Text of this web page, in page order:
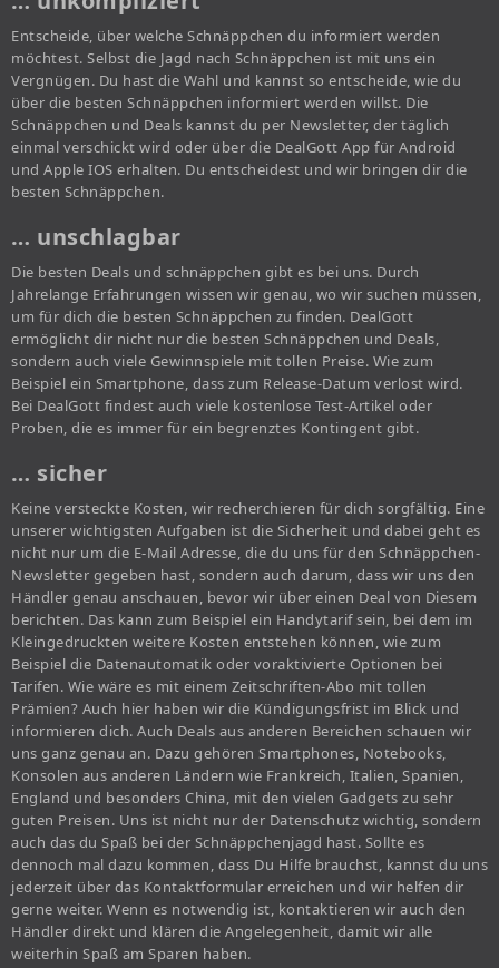
Entscheide, über welche Schnäppchen du informiert werden
möchtest. Selbst die Jagd nach Schnäppchen ist mit uns ein
Vergnügen. Du hast die Wahl und kannst so entscheide, wie du
über die besten Schnäppchen informiert werden willst. Die
Schnäppchen und Deals kannst du per Newsletter, der täglich
einmal verschickt wird oder über die DealGott App für Android
und Apple IOS erhalten. Du entscheidest und wir bringen dir die
besten Schnäppchen.
… unschlagbar
Die besten Deals und schnäppchen gibt es bei uns. Durch
Jahrelange Erfahrungen wissen wir genau, wo wir suchen müssen,
um für dich die besten Schnäppchen zu finden. DealGott
ermöglicht dir nicht nur die besten Schnäppchen und Deals,
sondern auch viele Gewinnspiele mit tollen Preise. Wie zum
Beispiel ein Smartphone, dass zum Release-Datum verlost wird.
Bei DealGott findest auch viele kostenlose Test-Artikel oder
Proben, die es immer für ein begrenztes Kontingent gibt.
… sicher
Keine versteckte Kosten, wir recherchieren für dich sorgfältig. Eine
unserer wichtigsten Aufgaben ist die Sicherheit und dabei geht es
nicht nur um die E-Mail Adresse, die du uns für den Schnäppchen-
Newsletter gegeben hast, sondern auch darum, dass wir uns den
Händler genau anschauen, bevor wir über einen Deal von Diesem
berichten. Das kann zum Beispiel ein Handytarif sein, bei dem im
Kleingedruckten weitere Kosten entstehen können, wie zum
Beispiel die Datenautomatik oder voraktivierte Optionen bei
Tarifen. Wie wäre es mit einem Zeitschriften-Abo mit tollen
Prämien? Auch hier haben wir die Kündigungsfrist im Blick und
informieren dich. Auch Deals aus anderen Bereichen schauen wir
uns ganz genau an. Dazu gehören Smartphones, Notebooks,
Konsolen aus anderen Ländern wie Frankreich, Italien, Spanien,
England und besonders China, mit den vielen Gadgets zu sehr
guten Preisen. Uns ist nicht nur der Datenschutz wichtig, sondern
auch das du Spaß bei der Schnäppchenjagd hast. Sollte es
dennoch mal dazu kommen, dass Du Hilfe brauchst, kannst du uns
jederzeit über das Kontaktformular erreichen und wir helfen dir
gerne weiter. Wenn es notwendig ist, kontaktieren wir auch den
Händler direkt und klären die Angelegenheit, damit wir alle
weiterhin Spaß am Sparen haben.